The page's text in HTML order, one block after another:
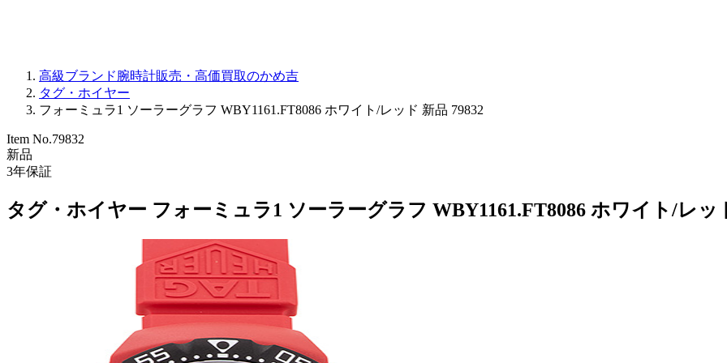
高級ブランド腕時計販売・高価買取のかめ吉
タグ・ホイヤー
フォーミュラ1 ソーラーグラフ WBY1161.FT8086 ホワイト/レッド 新品 79832
Item No.79832
新品
3年保証
タグ・ホイヤー フォーミュラ1 ソーラーグラフ WBY1161.FT8086 ホワイト/レッ